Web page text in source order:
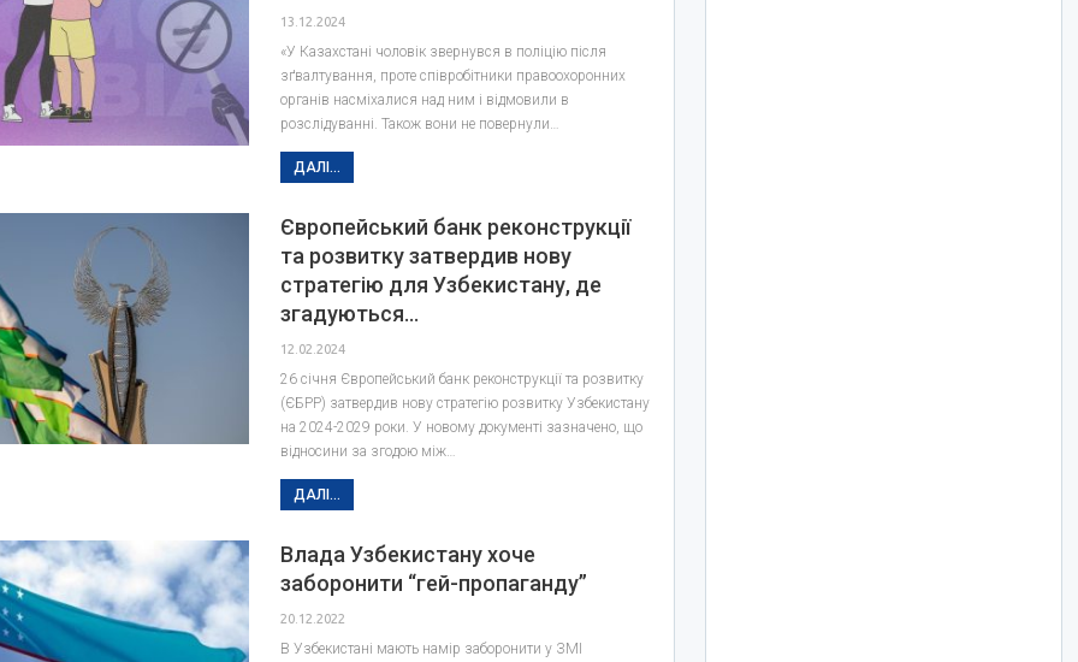
13.12.2024
«У Казахстані чоловік звернувся в поліцію після
зґвалтування, проте співробітники правоохоронних
органів насміхалися над ним і відмовили в
розслідуванні. Також вони не повернули…
ДАЛІ...
Європейський банк реконструкції
та розвитку затвердив нову
стратегію для Узбекистану, де
згадуються…
12.02.2024
26 січня Європейський банк реконструкції та розвитку
(ЄБРР) затвердив нову стратегію розвитку Узбекистану
на 2024-2029 роки. У новому документі зазначено, що
відносини за згодою між…
ДАЛІ...
Влада Узбекистану хоче
заборонити “гей-пропаганду”
20.12.2022
В Узбекистані мають намір заборонити у ЗМІ